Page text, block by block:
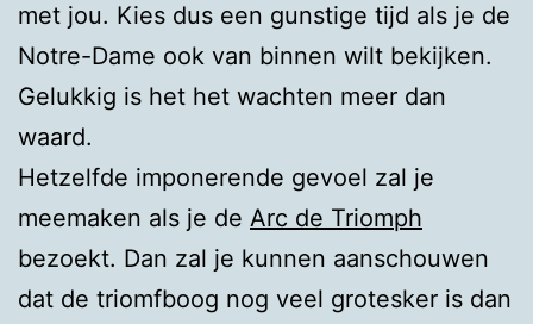
met jou. Kies dus een gunstige tijd als je de
Notre-Dame ook van binnen wilt bekijken.
Gelukkig is het het wachten meer dan
waard.
Hetzelfde imponerende gevoel zal je
meemaken als je de Arc de Triomph
bezoekt. Dan zal je kunnen aanschouwen
dat de triomfboog nog veel grotesker is dan